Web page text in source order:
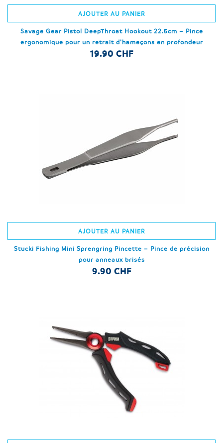
AJOUTER AU PANIER
Savage Gear Pistol DeepThroat Hookout 22.5cm – Pince
ergonomique pour un retrait d’hameçons en profondeur
19.90 CHF
AJOUTER AU PANIER
Stucki Fishing Mini Sprengring Pincette – Pince de précision
pour anneaux brisés
9.90 CHF